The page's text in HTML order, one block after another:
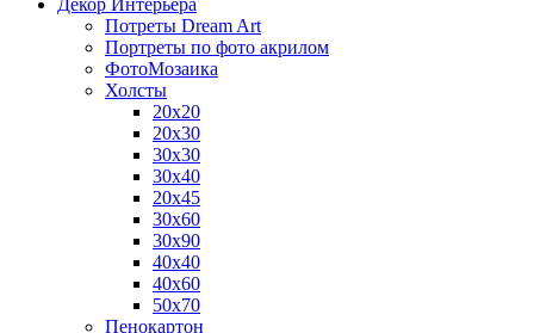
Декор Интерьера
Потреты Dream Art
Портреты по фото акрилом
ФотоМозаика
Холсты
20х20
20х30
30х30
30х40
20х45
30х60
30х90
40х40
40х60
50х70
Пенокартон